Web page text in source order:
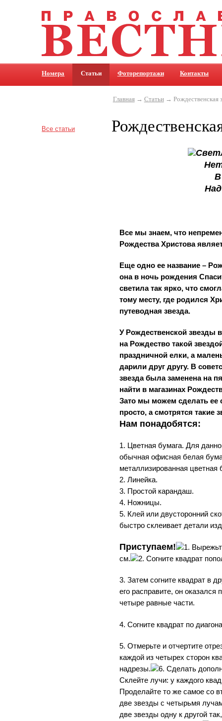
Номера Статьи Фоторепортажи Контакты
Все статьи
Главная→ Статьи→ Рождественская
В
Все мы знаем, что
Рождества Христова
Еще одно ее название –
она в ночь рождения
светила так ярко, что
тому месту, где родился
путеводная звезда.
У Рождественской звезды
на Рождество такой
праздничной елки, а
дарили друг другу. В
звезда была заменена на
найти в магазинах
Зато мы можем сделать ее
просто, а смотрятся такие
Нам понадобятся:
1. Цветная бумага. Для
обычная офисная белая
металлизированная цветная
2. Линейка.
3. Простой карандаш.
4. Ножницы.
5. Клей или двусторонний
быстро склеивает детали
Приступаем!
1.
см.
2. Согните квадрат
3. Затем согните квадрат в
его расправите, он оказался
четыре равные части.
4. Согните квадрат по
5. Отмерьте и отчертите
каждой из четырех сторон
надрезы.
6. Сделать
Склейте лучи: у каждого
Проделайте то же самое со
две звезды с четырьмя
две звезды одну к другой